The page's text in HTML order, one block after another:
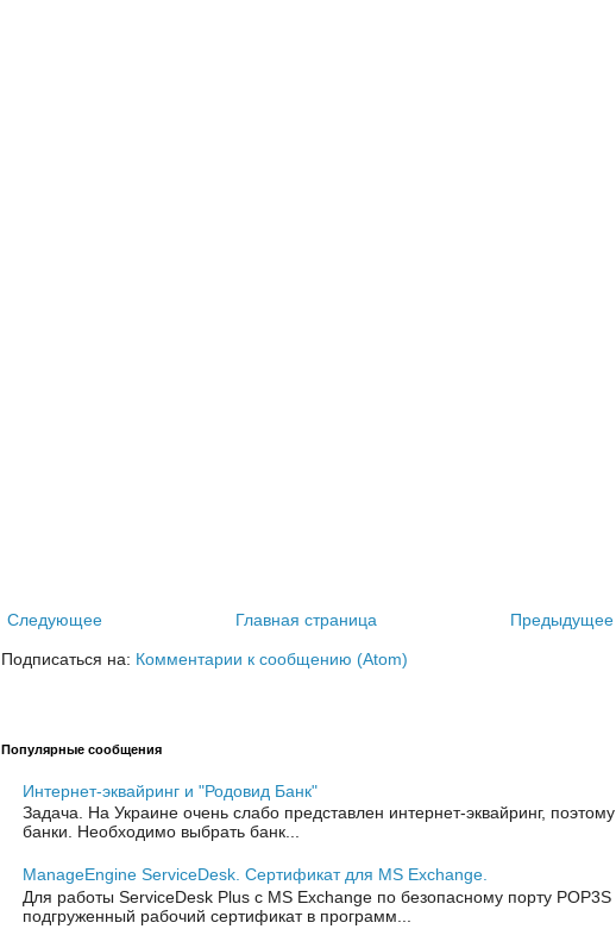
Следующее Предыдущее
Главная страница
Подписаться на: Комментарии к сообщению (Atom)
Популярные сообщения
Интернет-эквайринг и "Родовид Банк"
Задача. На Украине очень слабо представлен интернет-эквайринг,
банки. Необходимо выбрать банк...
ManageEngine ServiceDesk. Сертификат для MS Exchange.
Для работы ServiceDesk Plus с MS Exchange по безопасному порту
подгруженный рабочий сертификат в программ...